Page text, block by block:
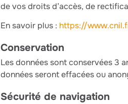
de vos droits d’accès, de
En savoir plus : https://
Conservation
Les données sont conservées 3
données seront effacées ou
Sécurité de navigation